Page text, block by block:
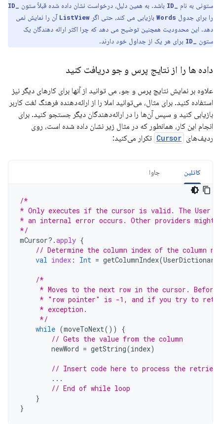
ستونی به نام
باشد. به همین دلیل، درخواست نشان داده شده قبلاً ستون
را برای جدول Words بازیابی می کند، حتی اگر ListView آن را نمایش نمی
دهد. این محدودیت همچنین توضیح می دهد که چرا اکثر ارائه دهندگان یک
ستون
برای هر یک از جداول خود دارند.
داده ها را از نتایج پرس و جو دریافت کنید
علاوه بر نمایش نتایج پرس و جو، می توانید از آنها برای کارهای دیگر نیز
استفاده کنید. برای مثال، می‌توانید املا را از ارائه‌دهنده فرهنگ لغت کاربر
بازیابی کنید و سپس آن‌ها را در ارائه‌دهندگان دیگر جستجو کنید. برای
انجام این کار، همانطور که در مثال زیر نشان داده شده است، روی
ردیف‌های Cursor تکرار می‌کنید:
کاتلین جاوا
/*
* Only executes if the cursor is valid. The User
* an internal error occurs. Other providers might
*/
mCursor?.apply {
// Determine the column index of the column
val index : Int = getColumnIndex(UserDictionary
/*
* Moves to the next row in the cursor.
* "row pointer" is -1, and if you try to
     * exception.
     */
while (moveToNext())
{
// Gets the value from the column
newWord = getString(index)
// Insert code here to process the
...
// End of while loop
}
}